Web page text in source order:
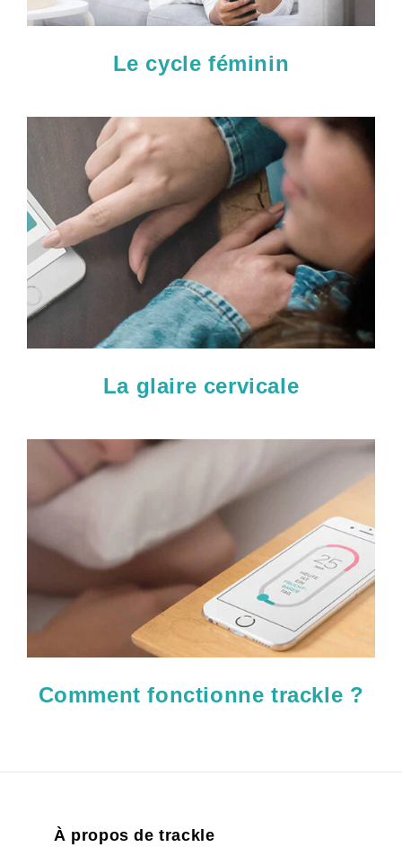
Le cycle féminin
La glaire cervicale
Comment fonctionne trackle ?
À propos de trackle